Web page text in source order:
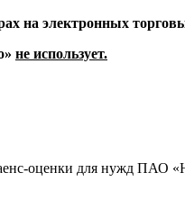
на электронных
не использует.
оценки для нужд ПАО